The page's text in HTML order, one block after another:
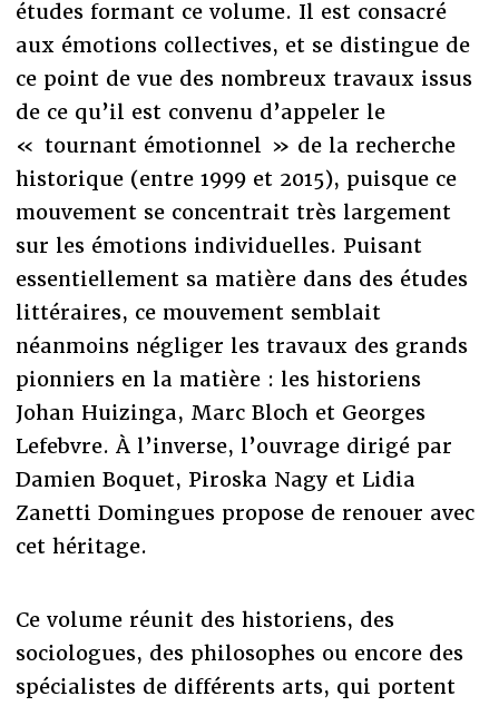
études formant ce volume. Il est consacré
aux émotions collectives, et se distingue de
ce point de vue des nombreux travaux issus
de ce qu’il est convenu d’appeler le
« tournant émotionnel » de la recherche
historique (entre 1999 et 2015), puisque ce
mouvement se concentrait très largement
sur les émotions individuelles. Puisant
essentiellement sa matière dans des études
littéraires, ce mouvement semblait
néanmoins négliger les travaux des grands
pionniers en la matière : les historiens
Johan Huizinga, Marc Bloch et Georges
Lefebvre. À l’inverse, l’ouvrage dirigé par
Damien Boquet, Piroska Nagy et Lidia
Zanetti Domingues propose de renouer avec
cet héritage.
Ce volume réunit des historiens, des
sociologues, des philosophes ou encore des
spécialistes de différents arts, qui portent